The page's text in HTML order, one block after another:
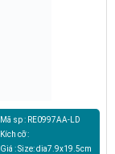
Mã sp : RE0997AA-LD
Kích cỡ :
Giá : Size: dia7.9x19.5cm